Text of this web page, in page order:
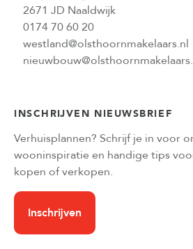
2671 JD Naaldwijk
0174 70 60 20
westland@olsthoornmakelaars.nl
INSCHRIJVEN NIEUWSBRIEF
Verhuisplannen? Schrijf je in voor
wooninspiratie en handige tips
kopen of verkopen.
Inschrijven